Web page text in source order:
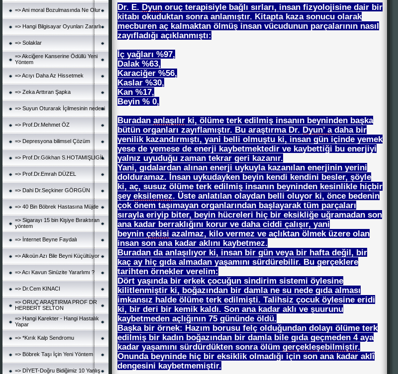
=> Ani moral Bozulmasında Ne Olur
=> Hangi Bilgisayar Oyunları Zararlı
=> Solaklar
=> Akciğere Kanserine Ödüllü Yeni
Yöntem
=> Acıyı Daha Az Hissetmek
=> Zeka Arttıran Şapka
=> Suyun Oturarak İçilmesinin nedeni
=> Prof.Dr.Mehmet ÖZ
=> Depresyona bilimsel Çözüm
=> Prof.Dr.Gökhan S.HOTAMIŞLIGİL
=> Prof.Dr.Emrah DÜZEL
=> Dahi Dr.Seçkiner GÖRGÜN
=> 40 Bin Böbrek Hastasına Müjde
=> Sigarayı 15 bin Kişiye Bıraktıran
yöntem
=> İnternet Beyne Faydalı
=> Alkoün Azı Bile Beyni Küçültüyor
=> Acı Kavun Sinüzite Yararlımı ?
=> Dr.Cem KINACI
=> ORUÇ ARAŞTIRMA PROF DR
HERBERT SELTON
=> Hangi Karekter - Hangi Hastalık
Yapar
=> *Kırık Kalp Sendromu
=> Böbrek Taşı İçin Yeni Yöntem
=> DİYET-Doğru Bidiğimiz 10 Yanlış
Dr. E. Dyun oruç terapisiyle bağlı sırları, insan fizyolojisine dair bir
kitabı okuduktan sonra anlamıştır. Kitapta kaza sonucu olarak
mecburen aç kalmaktan ölmüş insan vücudunun parçalarının nasıl
zayıfladığı açıklanmıştı:
İç yağları %97,
Dalak %63,
Karaciğer %56,
Kaslar %30,
Kan %17,
Beyin % 0,
Buradan anlaşılır ki, ölüme terk edilmiş insanın beyninden başka
bütün organları zayıflamıştır. Bu araştırma Dr. Dyun’ adaha bir
yenilik kazandırmıştı, yani belli olmuştu ki, insan gün içinde yemek
yese de yemese de enerji kaybetmektedir ve kaybettiği bu enerjiyi
yalnız uyuduğu zaman tekrar geri kazanır.
Yani, gıdalardan alınan enerji uykuyla kazanılan enerjinin yerini
dolduramaz. İnsan uykudayken beyin kendi kendini besler, şöyle
ki, aç, susuz ölüme terk edilmiş insanın beyninden kesinlikle hiçbir
şey eksilemez. Üste anlatılan olaydan belli oluyor ki, önce bedenin
çok önem taşımayan organlarından başlayarak tüm parçaları
sırayla eriyip biter, beyin hücreleri hiç bir eksikliğe uğramadan son
ana kadar berraklığını korur ve daha ciddi çalışır, yani
beynin çekisi azalmaz, kilo vermez ve açlıktan ölmek üzere olan
insan son ana kadar aklını kaybetmez.
Buradan da anlaşılıyor ki, insan bir gün veya bir hafta değil, bir
kaç ay hiç gıda almadan yaşamını sürdürebilir. Bu gerçeklere
tarihten örnekler verelim:
Dört yaşında bir erkek çocuğun sindirim sistemi öylesine
kilitlenmiştir ki, boğazından bir damla ne su nede gıda alması
imkansız halde ölüme terk edilmişti. Talihsiz çocuk öylesine eridi
ki, bir deri bir kemik kaldı. Son ana kadar aklı ve şuurunu
kaybetmeden açlığının 75 gününde öldü.
Başka bir örnek: Hazım borusu felç olduğundan dolayı ölüme terk
edilmiş bir kadın boğazından bir damla bile gıda geçmeden 4 aya
kadar yaşamını sürdürdükten sonra ölüm gerçekleşebilmiştir.
Onunda beyninde hiç bir eksiklik olmadığı için son ana kadar aklî
dengesini kaybetmemiştir.